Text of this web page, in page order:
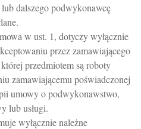
dalszego podwykonawcę
w ust. 1, dotyczy wyłącznie
przez zamawiającego
przedmiotem są roboty
zamawiającemu poświadczonej
umowy o podwykonawstwo,
lub usługi.
wyłącznie należne